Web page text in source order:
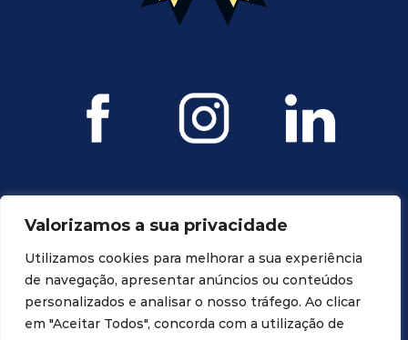
Valorizamos a sua privacidade
Utilizamos cookies para melhorar a sua experiência
de navegação, apresentar anúncios ou conteúdos
personalizados e analisar o nosso tráfego. Ao clicar
em "Aceitar Todos", concorda com a utilização de
Todos os direitos reservados. Propriedade da Ravagnani Dental